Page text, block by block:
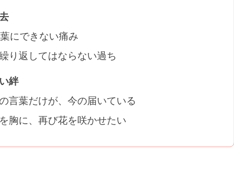
にできない痛み
り返してはならない過ち
絆
言葉だけが、今の届いている
胸に、再び花を咲かせたい